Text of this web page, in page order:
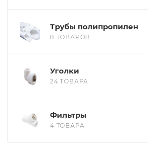
Трубы полипропилен
8 ТОВАРОВ
Уголки
24 ТОВАРА
Фильтры
4 ТОВАРА